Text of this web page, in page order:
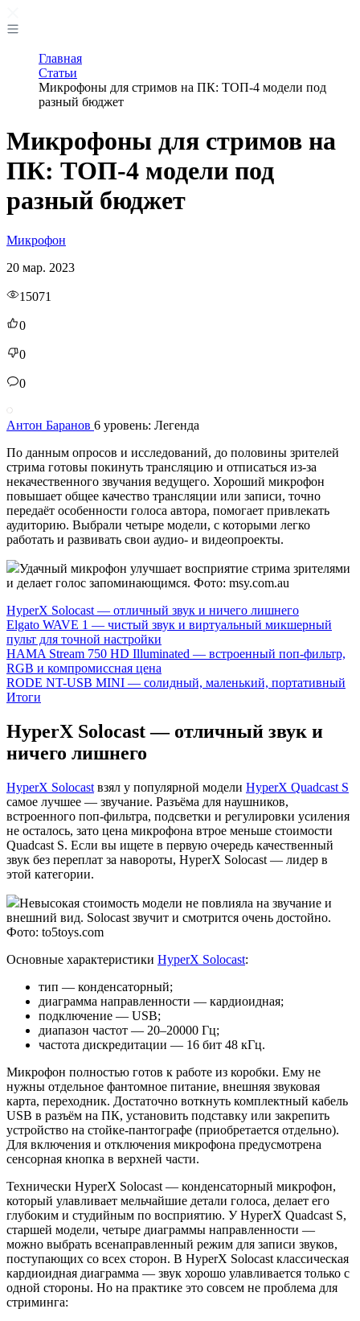
Главная
Статьи
Микрофоны для стримов на ПК: ТОП-4 модели под
разный бюджет
Микрофоны для стримов на
ПК: ТОП-4 модели под
разный бюджет
Микрофон
20 мар. 2023
15071
0
0
0
Антон Баранов 6 уровень: Легенда
По данным опросов и исследований, до половины зрителей
стрима готовы покинуть трансляцию и отписаться из-за
некачественного звучания ведущего. Хороший микрофон
повышает общее качество трансляции или записи, точно
передаёт особенности голоса автора, помогает привлекать
аудиторию. Выбрали четыре модели, с которыми легко
работать и развивать свои аудио- и видеопроекты.
Удачный микрофон улучшает восприятие стрима зрителями
и делает голос запоминающимся. Фото: msy.com.au
HyperX Solocast — отличный звук и ничего лишнего
Elgato WAVE 1 — чистый звук и виртуальный микшерный
пульт для точной настройки
HAMA Stream 750 HD Illuminated — встроенный поп-фильтр,
RGB и компромиссная цена
RODE NT-USB MINI — солидный, маленький, портативный
Итоги
HyperX Solocast — отличный звук и
ничего лишнего
HyperX Solocast взял у популярной модели HyperX Quadcast S
самое лучшее — звучание. Разъёма для наушников,
встроенного поп-фильтра, подсветки и регулировки усиления
не осталось, зато цена микрофона втрое меньше стоимости
Quadcast S. Если вы ищете в первую очередь качественный
звук без переплат за навороты, HyperX Solocast — лидер в
этой категории.
Невысокая стоимость модели не повлияла на звучание и
внешний вид. Solocast звучит и смотрится очень достойно.
Фото: to5toys.com
Основные характеристики HyperX Solocast:
тип — конденсаторный;
диаграмма направленности — кардиоидная;
подключение — USB;
диапазон частот — 20–20000 Гц;
частота дискредитации — 16 бит 48 кГц.
Микрофон полностью готов к работе из коробки. Ему не
нужны отдельное фантомное питание, внешняя звуковая
карта, переходник. Достаточно воткнуть комплектный кабель
USB в разъём на ПК, установить подставку или закрепить
устройство на стойке-пантографе (приобретается отдельно).
Для включения и отключения микрофона предусмотрена
сенсорная кнопка в верхней части.
Технически HyperX Solocast — конденсаторный микрофон,
который улавливает мельчайшие детали голоса, делает его
глубоким и студийным по восприятию. У HyperX Quadcast S,
старшей модели, четыре диаграммы направленности —
можно выбрать всенаправленный режим для записи звуков,
поступающих со всех сторон. В HyperX Solocast классическая
кардиоидная диаграмма — звук хорошо улавливается только с
одной стороны. Но на практике это совсем не проблема для
стриминга: